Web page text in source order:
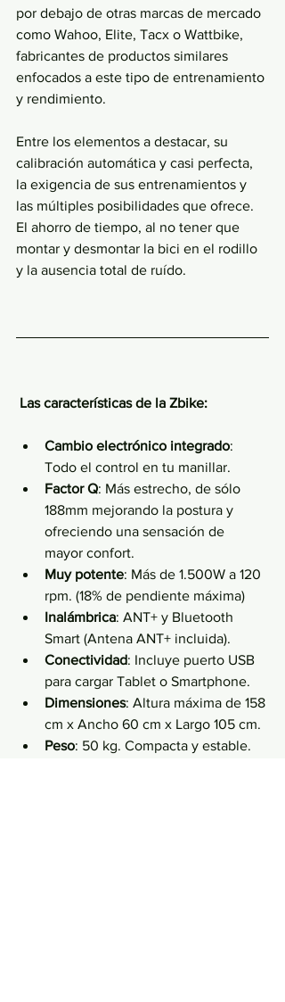
por debajo de otras marcas de mercado
como Wahoo, Elite, Tacx o Wattbike,
fabricantes de productos similares
enfocados a este tipo de entrenamiento
y rendimiento.
Entre los elementos a destacar, su
calibración automática y casi perfecta,
la exigencia de sus entrenamientos y
las múltiples posibilidades que ofrece.
El ahorro de tiempo, al no tener que
montar y desmontar la bici en el rodillo
y la ausencia total de ruído.
Las características de la Zbike:
Cambio electrónico integrado:
Todo el control en tu manillar.
Factor Q: Más estrecho, de sólo
188mm mejorando la postura y
ofreciendo una sensación de
mayor confort.
Muy potente: Más de 1.500W a 120
rpm. (18% de pendiente máxima)
Inalámbrica: ANT+ y Bluetooth
Smart (Antena ANT+ incluida).
Conectividad: Incluye puerto USB
para cargar Tablet o Smartphone.
Dimensiones: Altura máxima de 158
cm x Ancho 60 cm x Largo 105 cm.
Peso: 50 kg. Compacta y estable.